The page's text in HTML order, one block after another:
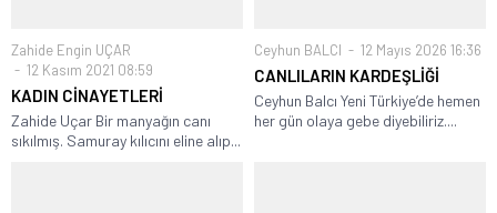
Zahide Engin UÇAR
12 Kasım 2021 08:59
KADIN CİNAYETLERİ
Zahide Uçar Bir manyağın canı
sıkılmış. Samuray kılıcını eline alıp...
Ceyhun BALCI 12 Mayıs 2026 16:36
CANLILARIN KARDEŞLİĞİ
Ceyhun Balcı Yeni Türkiye’de hemen
her gün olaya gebe diyebiliriz....